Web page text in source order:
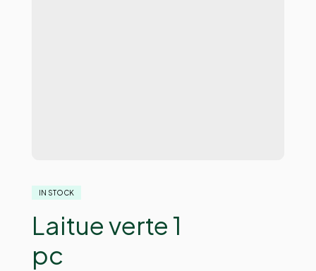
IN STOCK
Laitue verte 1
pc